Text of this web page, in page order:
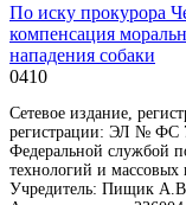
По иску прокурора
компенсация
нападения собаки
0410
Сетевое издание,
регистрации: ЭЛ № ФС
Федеральной службой
технологий и
Учредитель: Пищик